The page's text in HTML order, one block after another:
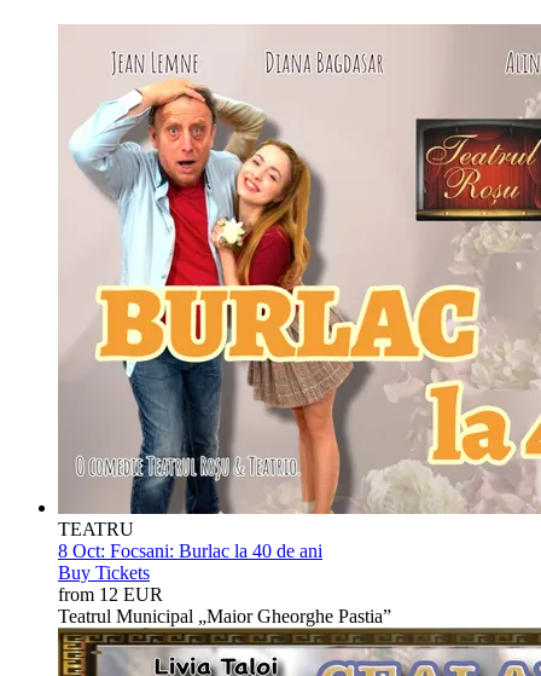
TEATRU
8 Oct: Focsani: Burlac la 40 de ani
Buy Tickets
from 12 EUR
Teatrul Municipal „Maior Gheorghe Pastia”